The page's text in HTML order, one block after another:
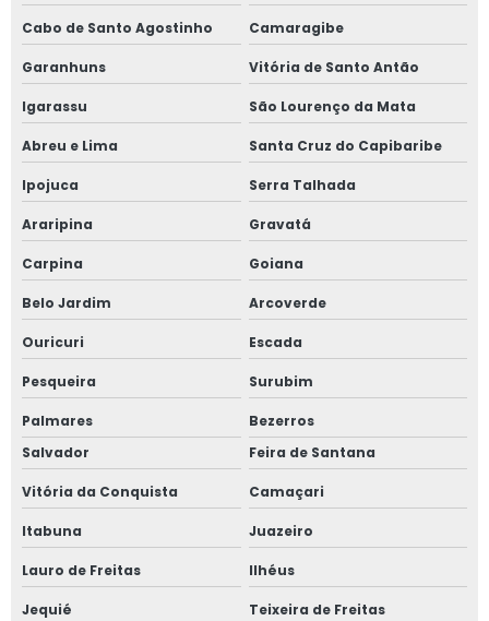
Cabo de Santo Agostinho Camaragibe
Garanhuns Vitória de Santo Antão
Igarassu São Lourenço da Mata
Abreu e Lima Santa Cruz do Capibaribe
Ipojuca Serra Talhada
Araripina Gravatá
Carpina Goiana
Belo Jardim Arcoverde
Ouricuri Escada
Pesqueira Surubim
Palmares
Bezerros
Salvador
Feira de Santana
Vitória da Conquista Camaçari
Itabuna Juazeiro
Lauro de Freitas Ilhéus
Jequié Teixeira de Freitas